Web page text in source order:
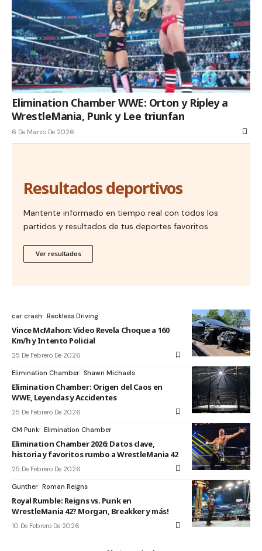
Elimination Chamber WWE: Orton y Ripley a
WrestleMania, Punk y Lee triunfan
6 De Marzo De 2026
Resultados deportivos
Mantente informado en tiempo real con todos los
partidos y resultados de tus deportes favoritos.
Ver resultados
car crash Reckless Driving
Vince McMahon: Video Revela Choque a 160
Km/h y Intento Policial
25 De Febrero De 2026
Elimination Chamber Shawn Michaels
Elimination Chamber: Origen del Caos en
WWE, Leyendas y Accidentes
25 De Febrero De 2026
CM Punk Elimination Chamber
Elimination Chamber 2026: Datos clave,
historia y favoritos rumbo a WrestleMania 42
25 De Febrero De 2026
Gunther Roman Reigns
Royal Rumble: Reigns vs. Punk en
WrestleMania 42? Morgan, Breakker y más!
10 De Febrero De 2026